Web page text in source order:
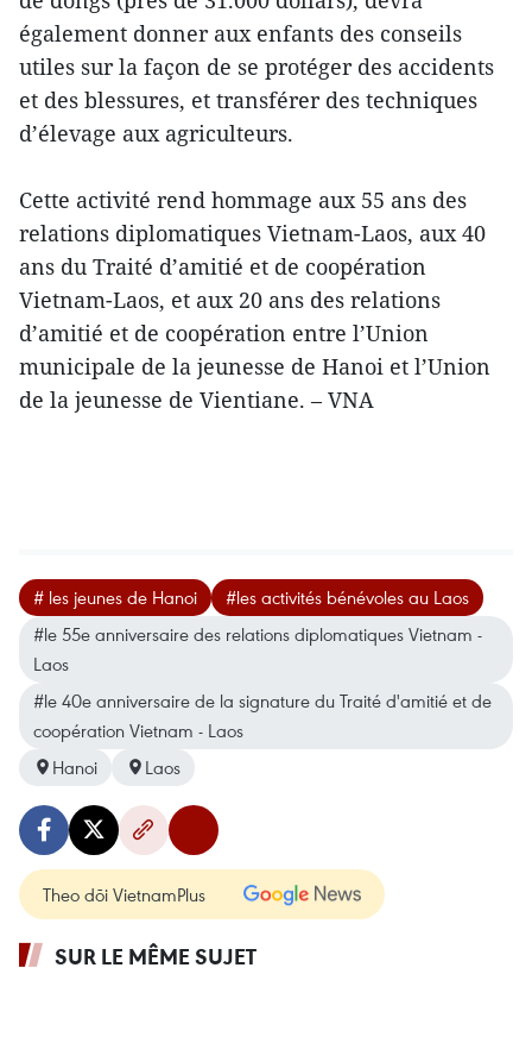
également donner aux enfants des conseils
utiles sur la façon de se protéger des accidents
et des blessures, et transférer des techniques
d’élevage aux agriculteurs.
Cette activité rend hommage aux 55 ans des
relations diplomatiques Vietnam-Laos, aux 40
ans du Traité d’amitié et de coopération
Vietnam-Laos, et aux 20 ans des relations
d’amitié et de coopération entre l’Union
municipale de la jeunesse de Hanoi et l’Union
de la jeunesse de Vientiane. – VNA
# les jeunes de Hanoi
#les activités bénévoles au Laos
#le 55e anniversaire des relations diplomatiques Vietnam -
Laos
#le 40e anniversaire de la signature du Traité d'amitié et de
coopération Vietnam - Laos
Hanoi
Laos
Theo dõi VietnamPlus
SUR LE MÊME SUJET